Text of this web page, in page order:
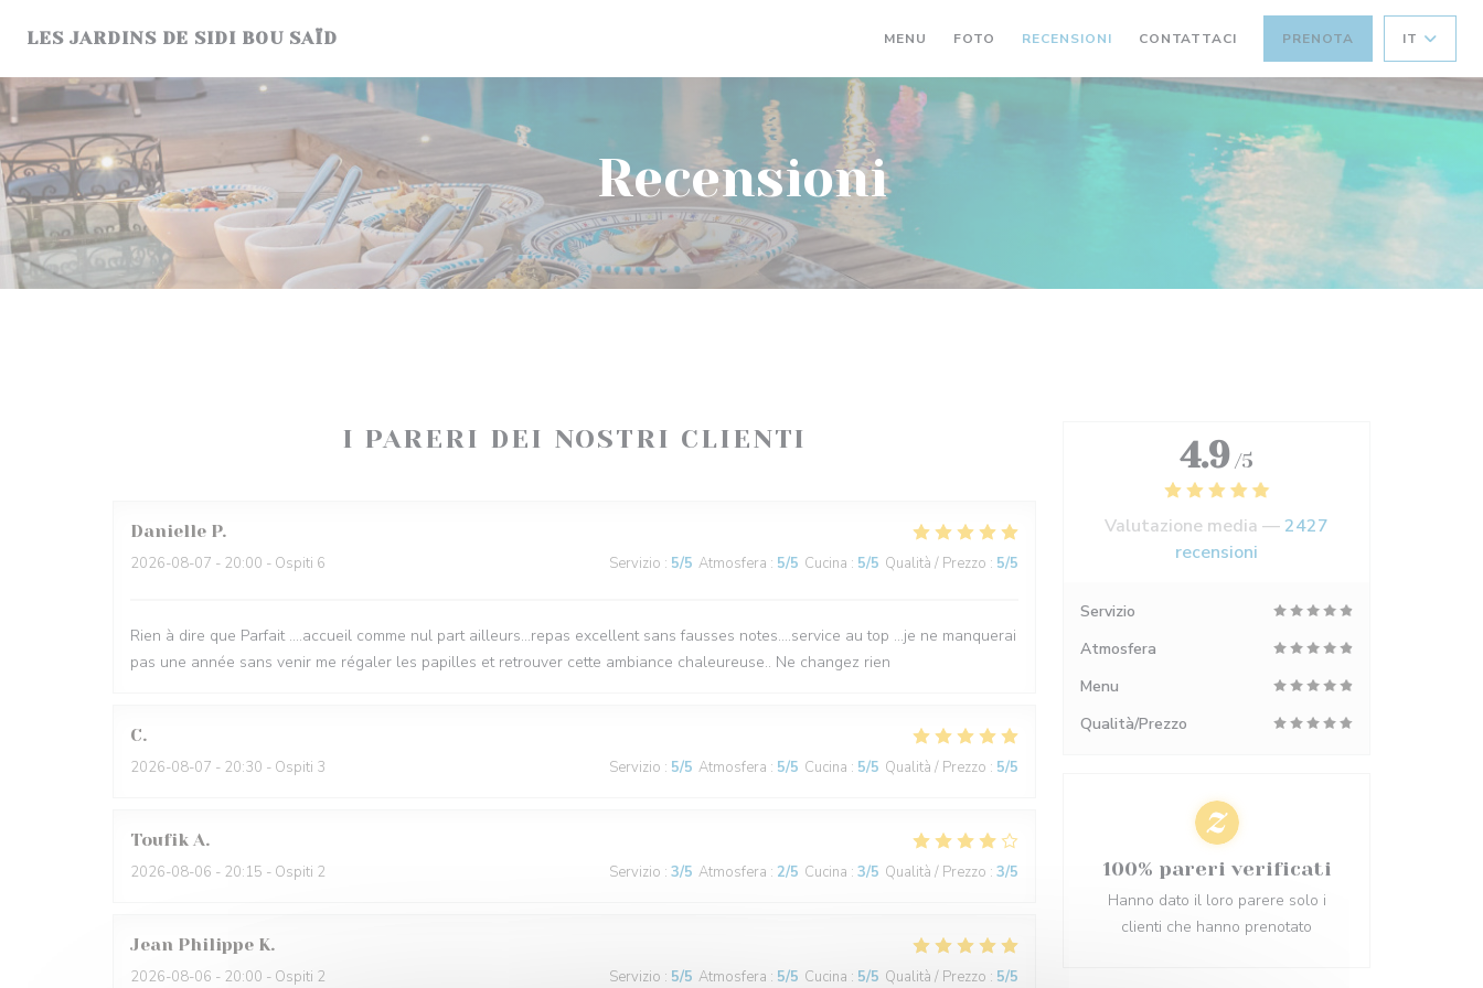
LES JARDINS DE SIDI BOU SAÏD MENU FOTO RECENSIONI CONTATTACI PRENOTA IT
Recensioni
I PARERI DEI NOSTRI CLIENTI
Danielle P
2026-08-07 - 20:00 - Ospiti 6 Servizio : 5/5 Atmosfera : 5/5 Cucina : 5/5 Qualità / Prezzo : 5/5
Rien à dire que Parfait ....accueil comme nul part ailleurs...repas excellent sans fausses notes....service au top ...je ne manquerai
pas une année sans venir me régaler les papilles et retrouver cette ambiance chaleureuse.. Ne changez rien
C
2026-08-07 - 20:30 - Ospiti 3 Servizio : 5/5 Atmosfera : 5/5 Cucina : 5/5 Qualità / Prezzo : 5/5
Toufik A
2026-08-06 - 20:15 - Ospiti 2 Servizio : 3/5 Atmosfera : 2/5 Cucina : 3/5 Qualità / Prezzo : 3/5
Jean Philippe K
2026-08-06 - 20:00 - Ospiti 2 Servizio : 5/5 Atmosfera : 5/5 Cucina : 5/5 Qualità / Prezzo : 5/5
4.9 /5
Valutazione media —2427
recensioni
Servizio
Atmosfera
Menu
Qualità/Prezzo
100% pareri verificati
Hanno dato il loro parere solo i
clienti che hanno prenotato